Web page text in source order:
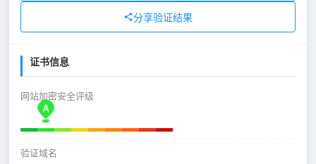
分享验证结果
证书信息
网站加密安全评级
验证域名